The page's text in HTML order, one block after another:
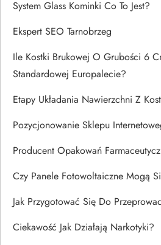
System Glass Kominki Co To Jest?
Ekspert SEO Tarnobrzeg
Ile Kostki Brukowej O Grubości 6
Standardowej Europalecie?
Etapy Układania Nawierzchni Z
Pozycjonowanie Sklepu
Producent Opakowań
Czy Panele Fotowoltaiczne Mogą
Jak Przygotować Się Do
Ciekawość Jak Działają Narkotyki?